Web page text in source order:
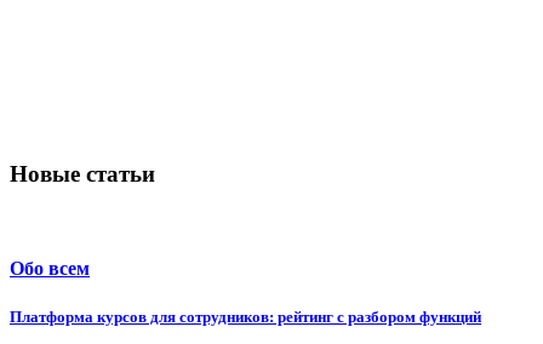
Новые статьи
Обо всем
Платформа курсов для сотрудников: рейтинг с разбором функций